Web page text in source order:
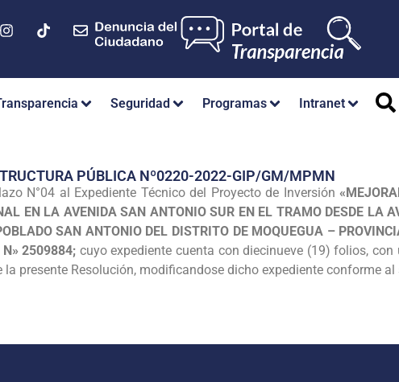
Seguridad Programas Intranet
PÚBLICA Nº0220-2022-GIP/GM/MPMN
N°04 al Expediente Técnico del Proyecto de Inversión
EN LA AVENIDA SAN ANTONIO SUR EN EL TRAMO DESDE LA
SAN ANTONIO DEL DISTRITO DE MOQUEGUA –
N» 2509884; cuyo expediente cuenta con diecinueve (19) folios,
presente Resolución, modificandose dicho expediente conforme al